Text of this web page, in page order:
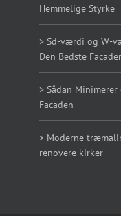
Hemmelige Styrke
> Sd-værdi og W-
Den Bedste
> Sådan
Facaden
> Moderne
renovere kirker